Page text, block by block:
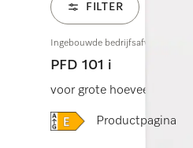
FILTER
Ingebouwde
PFD 101 i
voor grote hoeveelheden
Online Label Flag,
Productpagina